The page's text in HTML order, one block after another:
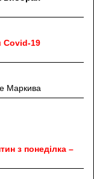
Covid-19
Маркива
з понеділка –